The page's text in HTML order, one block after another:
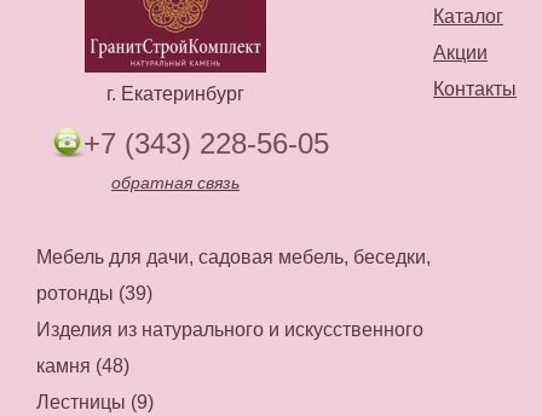
Каталог
Акции
Контакты
г. Екатеринбург
+7 (343) 228-56-05
обратная связь
Мебель для дачи, садовая мебель, беседки,
ротонды (39)
Изделия из натурального и искусственного
камня (48)
Лестницы (9)